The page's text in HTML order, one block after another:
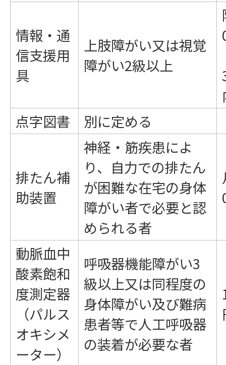
情報・通
信支援用
具
上肢障がい又は視覚
障がい2級以上
点字図書
別に定める
排たん補
助装置
神経・筋疾患によ
り、自力での排たん
が困難な在宅の身体
障がい者で必要と認
められる者
動脈血中
酸素飽和
度測定器
（パルス
オキシメ
ーター）
呼吸器機能障がい3
級以上又は同程度の
身体障がい及び難病
患者等で人工呼吸器
の装着が必要な者